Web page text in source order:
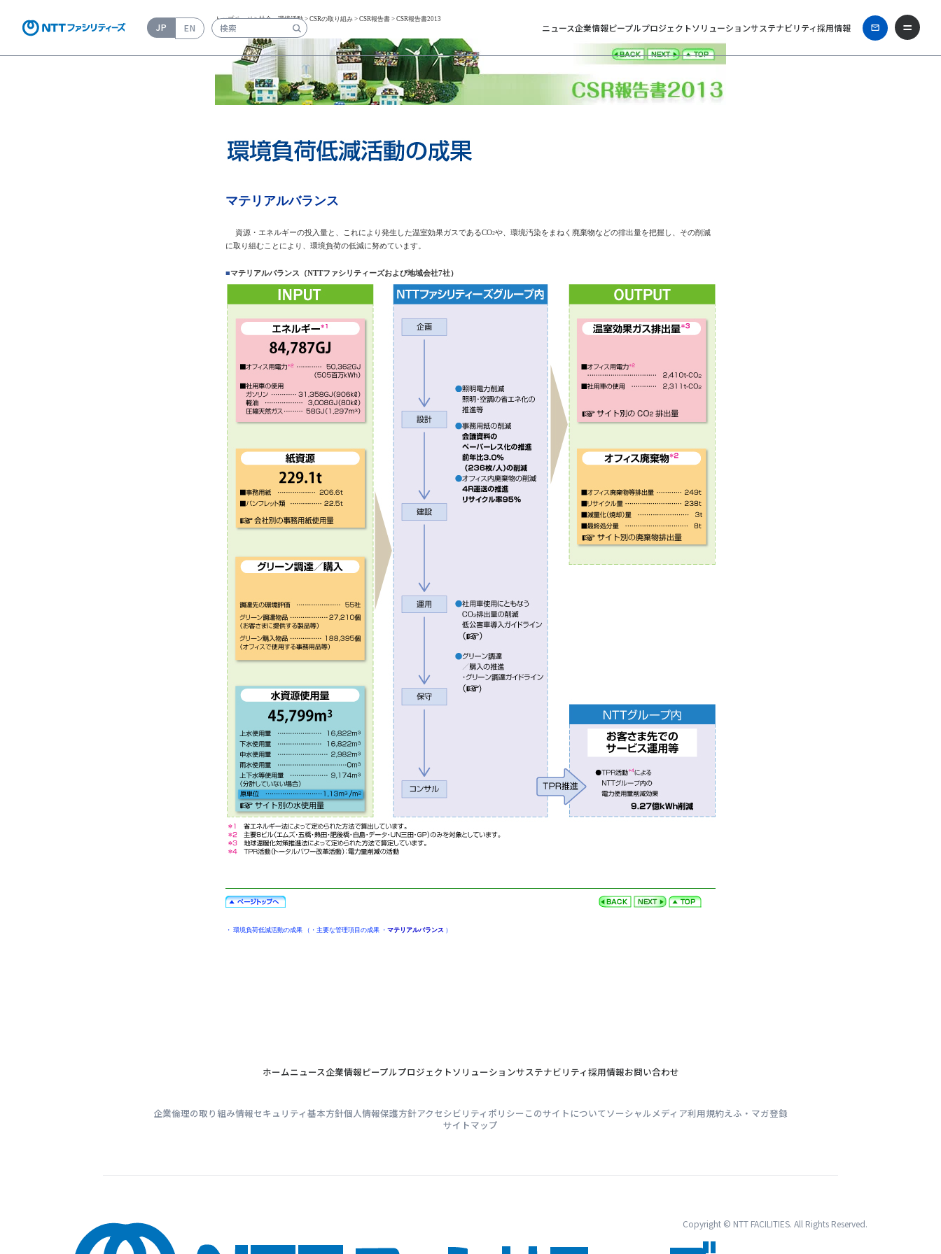
JP EN 検索キーワード入力 ニュース企業情報ピープルプロジェクトソリューションサステナビリティ採用情報
トップページ>社会・環境活動> CSRの取り組み > CSR報告書 > CSR報告書2013
マテリアルバランス
資源・エネルギーの投入量と、これにより発生した温室効果ガスであるCO2や、環境汚染をまねく廃棄物などの排出量を把握し、その削減
に取り組むことにより、環境負荷の低減に努めています。
■マテリアルバランス（NTTファシリティーズおよび地域会社7社）
・ 環境負荷低減活動の成果 （・ 主要な管理項目の成果 ・ マテリアルバランス ）
ホームニュース企業情報ピープルプロジェクトソリューションサステナビリティ採用情報お問い合わせ
企業倫理の取り組み情報セキュリティ基本方針個人情報保護方針アクセシビリティポリシー このサイトについてソーシャルメディア利用規約えふ・マガ登録
サイトマップ
Copyright © NTT FACILITIES. All Rights Reserved.